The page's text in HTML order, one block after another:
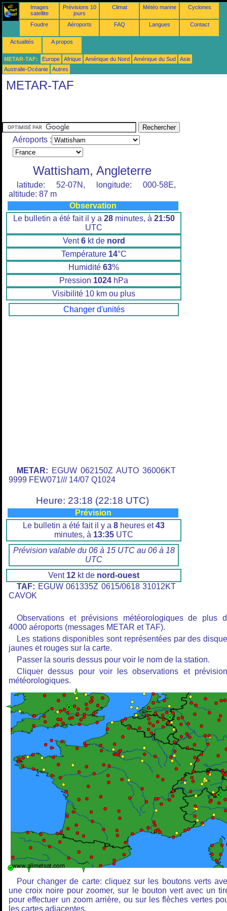
Images
satellite
Prévisions 10
jours
Climat Météo marine Cyclones
Foudre Aéroports FAQ Langues Contact
Actualités A propos
METAR-TAF: Europe Afrique Amérique du Nord Amérique du Sud
Asie
Australie-Océanie
Autres
METAR-TAF
Aéroports :
Wattisham, Angleterre
latitude: 52-07N, longitude: 000-58E,
altitude: 87 m
Observation
Le bulletin a été fait il y a 28minutes, à 21:50
UTC
Vent6kt de nord
Température 14°C
Humidité 63%
Pression 1024 hPa
Visibilité 10 km ou plus
Changer d'unités
METAR: EGUW 062150Z AUTO 36006KT
9999 FEW071/// 14/07 Q1024
Heure: 23:18 (22:18 UTC)
Prévision
Le bulletin a été fait il y a 8 heures et43
minutes, à 13:35 UTC
Prévision valable du 06 à 15 UTC au 06 à 18
UTC
Vent 12 kt de nord-ouest
TAF: EGUW 061335Z 0615/0618 31012KT
CAVOK
Observations et prévisions météorologiques de plus
4000 aéroports (messages METAR et TAF).
Les stations disponibles sont représentées par des
jaunes et rouges sur la carte.
Passer la souris dessus pour voir le nom de la station.
Cliquer dessus pour voir les observations et
météorologiques.
Pour changer de carte: cliquez sur les boutons verts
une croix noire pour zoomer, sur le bouton vert avec un
pour effectuer un zoom arrière, ou sur les flèches vertes
les cartes adjacentes.